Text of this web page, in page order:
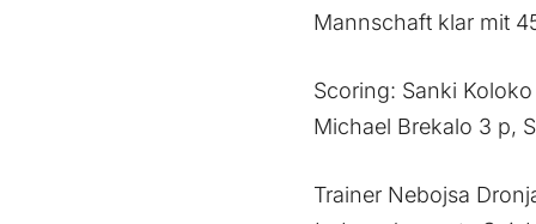
Mannschaft klar mit
Scoring: Sanki
Michael Brekalo 3 p,
Trainer Nebojsa